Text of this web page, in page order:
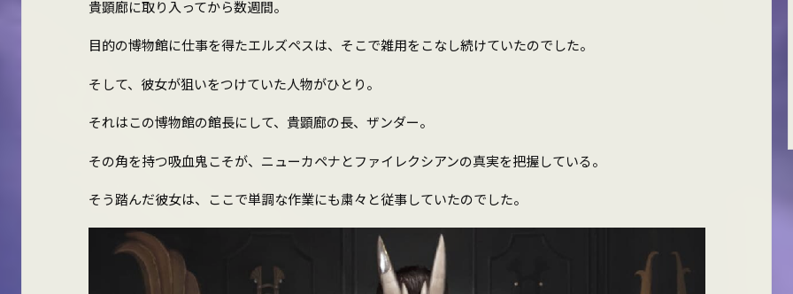
貴顕廊に取り入ってから数週間。
目的の博物館に仕事を得たエルズペスは、そこで雑用をこなし続けていたのでした。
そして、彼女が狙いをつけていた人物がひとり。
それはこの博物館の館長にして、貴顕廊の長、ザンダー。
その角を持つ吸血鬼こそが、ニューカペナとファイレクシアンの真実を把握している。
そう踏んだ彼女は、ここで単調な作業にも粛々と従事していたのでした。